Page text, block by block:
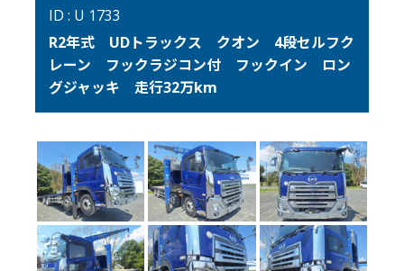
ID : U 1733
R2年式 UDトラックス クオン 4段セルフク
レーン フックラジコン付 フックイン ロン
グジャッキ 走行32万km